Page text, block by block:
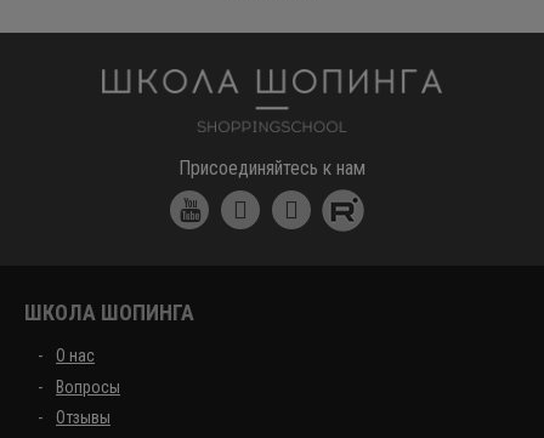
Присоединяйтесь к нам
ШКОЛА ШОПИНГА
О нас
Вопросы
Отзывы